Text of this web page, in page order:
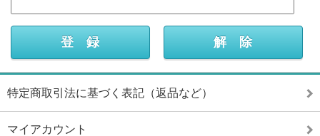
特定商取引法に基づく表記（返品など）
マイアカウント